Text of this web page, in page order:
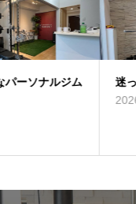
迷っている方へ